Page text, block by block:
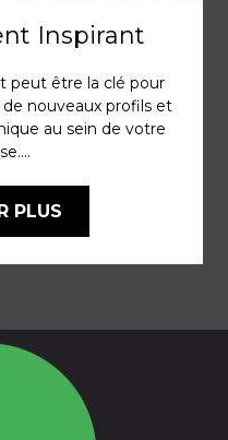
Inspirant
peut être la clé pour
nouveaux profils et
au sein de votre
PLUS